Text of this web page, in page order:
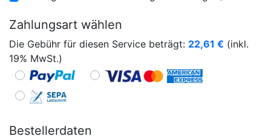
Zahlungsart wählen
Die Gebühr für diesen Service beträgt: 22,61 € (inkl.
19% MwSt.)
Bestellerdaten